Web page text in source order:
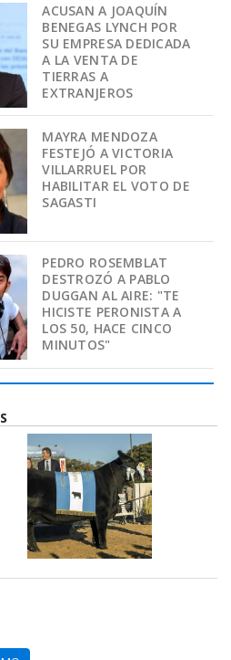
ACUSAN A JOAQUÍN
BENEGAS LYNCH POR
SU EMPRESA DEDICADA
A LA VENTA DE
TIERRAS A
EXTRANJEROS
MAYRA MENDOZA
FESTEJÓ A VICTORIA
VILLARRUEL POR
HABILITAR EL VOTO DE
SAGASTI
PEDRO ROSEMBLAT
DESTROZÓ A PABLO
DUGGAN AL AIRE: "TE
HICISTE PERONISTA A
LOS 50, HACE CINCO
MINUTOS"